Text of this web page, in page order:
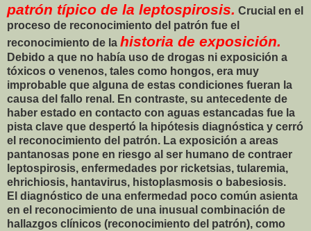
patrón típico de la leptospirosis. Crucial en el
proceso de reconocimiento del patrón fue el
reconocimiento de la historia de exposición.
Debido a que no había uso de drogas ni exposición a
tóxicos o venenos, tales como hongos, era muy
improbable que alguna de estas condiciones fueran la
causa del fallo renal. En contraste, su antecedente de
haber estado en contacto con aguas estancadas fue la
pista clave que despertó la hipótesis diagnóstica y cerró
el reconocimiento del patrón. La exposición a areas
pantanosas pone en riesgo al ser humano de contraer
leptospirosis, enfermedades por ricketsias, tularemia,
ehrichiosis, hantavirus, histoplasmosis o babesiosis.
El diagnóstico de una enfermedad poco común asienta
en el reconocimiento de una inusual combinación de
hallazgos clínicos (reconocimiento del patrón), como